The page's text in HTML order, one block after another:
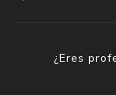
¿Eres